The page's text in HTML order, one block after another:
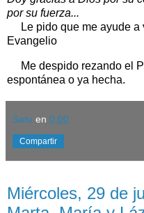
por su fuerza...
Le pido que me ayude a
Evangelio
Me despido rezando el
espontánea o ya hecha.
Satu en 0:00
Compartir
Miércoles, 29 de